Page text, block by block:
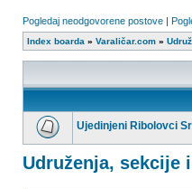
Pogledaj neodgovorene postove |
Index boarda » Varaličar.com »
Nema
postova
Ujedinjeni Ribolovci
Udruženja, sekcije